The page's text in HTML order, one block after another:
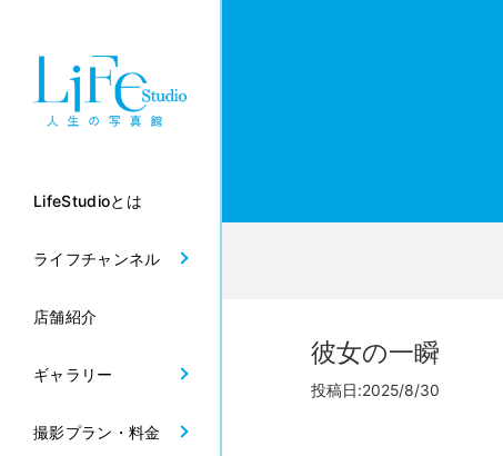
LifeStudioとは
ライフチャンネル
店舗紹介
ギャラリー
撮影プラン・料金
彼女の一瞬
投稿日:2025/8/30